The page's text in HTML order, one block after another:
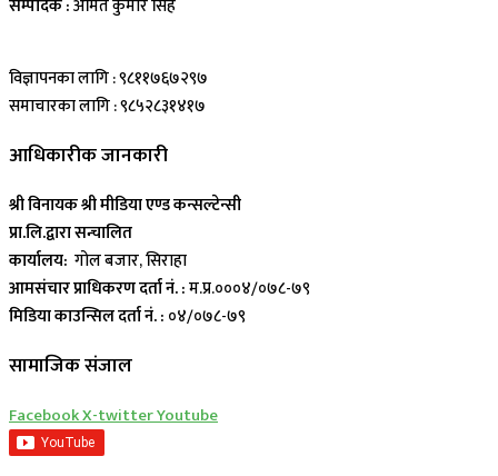
सम्पादक :अमित कुमार सिह
विज्ञापनका लागि : ९८११७६७२९७
समाचारका लागि : ९८५२८३१४१७
आधिकारीक जानकारी
श्री विनायक श्री मीडिया एण्ड कन्सल्टेन्सी
प्रा.लि.द्वारा सन्चालित
कार्यालय: गोल बजार, सिराहा
आमसंचार प्राधिकरण दर्ता नं. :म.प्र.०००४/०७८-७९
मिडिया काउन्सिल दर्ता नं. : ०४/०७८-७९
सामाजिक संजाल
FacebookX-twitterYoutube